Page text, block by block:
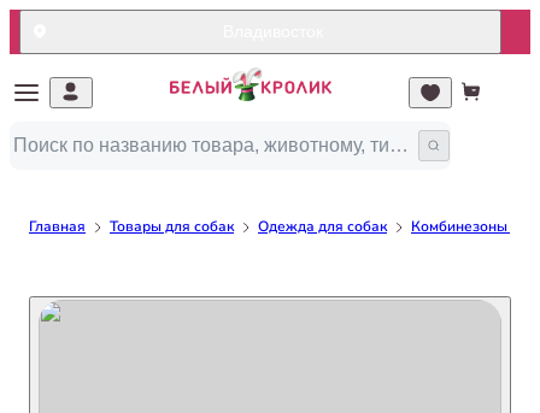
Главная Товары для собак Одежда для собак Комбинезоны для